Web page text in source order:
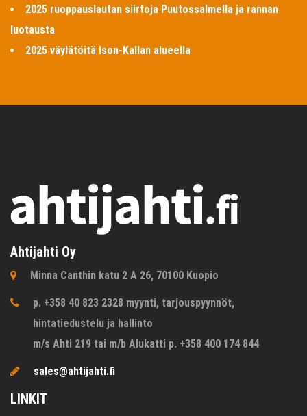
2025 ruoppauslautan siirtoja Puutossalmella ja rannan
luotausta
2025 väylätöitä Ison-Kallan alueella
Ahtijahti Oy
Minna Canthin katu 2 A 26, 70100 Kuopio
p. +358 40 823 2328 myynti, tarjouspyynnöt,
hintatiedustelu ja hallinto
m/s Ahti 219 tai m/b Alukatti p. +358 400 174 844
sales@ahtijahti.fi
LINKIT